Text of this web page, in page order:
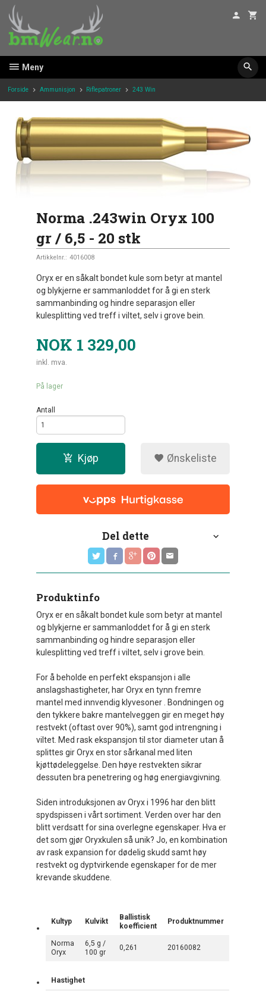
innholdet
Meny
Forside Ammunisjon Riflepatroner 243 Win
Norma .243win Oryx 100
gr / 6,5 - 20 stk
Artikkelnr.: 4016008
Oryx er en såkalt bondet kule som betyr at mantel
og blykjerne er sammanloddet for å gi en sterk
sammanbinding og hindre separasjon eller
kulesplitting ved treff i viltet, selv i grove bein.
NOK 1 329,00
inkl. mva.
På lager
Antall
Kjøp Ønskeliste
Del dette
Produktinfo
Oryx er en såkalt bondet kule som betyr at mantel
og blykjerne er sammanloddet for å gi en sterk
sammanbinding og hindre separasjon eller
kulesplitting ved treff i viltet, selv i grove bein.
For å beholde en perfekt ekspansjon i alle
anslagshastigheter, har Oryx en tynn fremre
mantel med innvendig klyvesoner . Bondningen og
den tykkere bakre mantelveggen gir en meget høy
restvekt (oftast over 90%), samt god intrengning i
viltet. Med rask ekspansjon til stor diameter utan å
splittes gir Oryx en stor sårkanal med liten
kjøttødeleggelse. Den høye restvekten sikrar
dessuten bra penetrering og høg energiavgivning.
Siden introduksjonen av Oryx i 1996 har den blitt
spydspissen i vårt sortiment. Verden over har den
blitt verdsatt for sina overlegne egenskaper. Hva er
det som gjør Oryxkulen så unik? Jo, en kombination
av rask expansion for dødelig skudd samt høy
restvekt og dyptvirkende egenskaper for de mer
krevande skuddene.
Kultyp Kulvikt
Ballistisk
koefficient
Produktnummer
Norma
Oryx
6,5 g /
100 gr
0,261 20160082
Hastighet